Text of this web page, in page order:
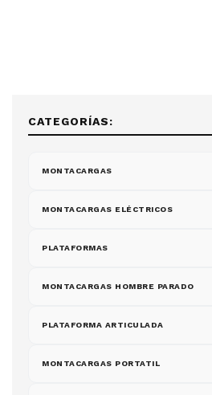
CATEGORÍAS:
MONTACARGAS
MONTACARGAS ELÉCTRICOS
PLATAFORMAS
MONTACARGAS HOMBRE PARADO
PLATAFORMA ARTICULADA
MONTACARGAS PORTATIL